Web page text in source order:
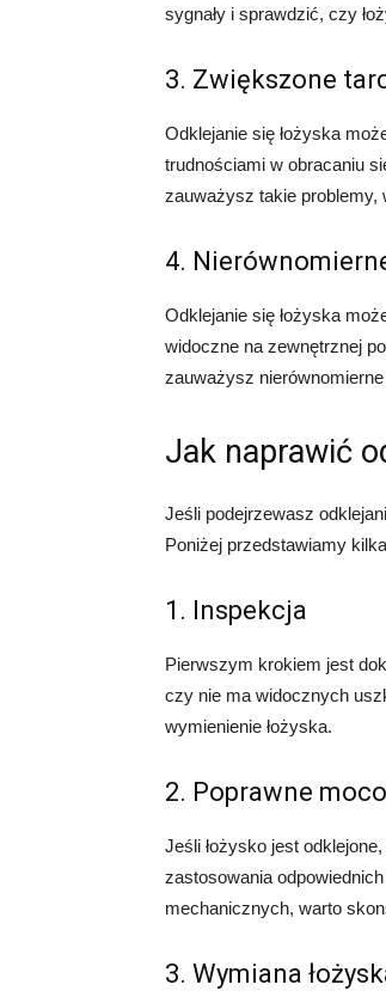
sygnały i sprawdzić, czy
3. Zwiększone
Odklejanie się łożyska
trudnościami w obracaniu
zauważysz takie problemy,
4.
Odklejanie się łożyska
widoczne na zewnętrznej
zauważysz
Jak naprawić
Jeśli podejrzewasz
Poniżej przedstawiamy
1. Inspekcja
Pierwszym krokiem jest
czy nie ma widocznych
wymienienie łożyska.
2. Poprawne
Jeśli łożysko jest
zastosowania
mechanicznych, warto
3. Wymiana